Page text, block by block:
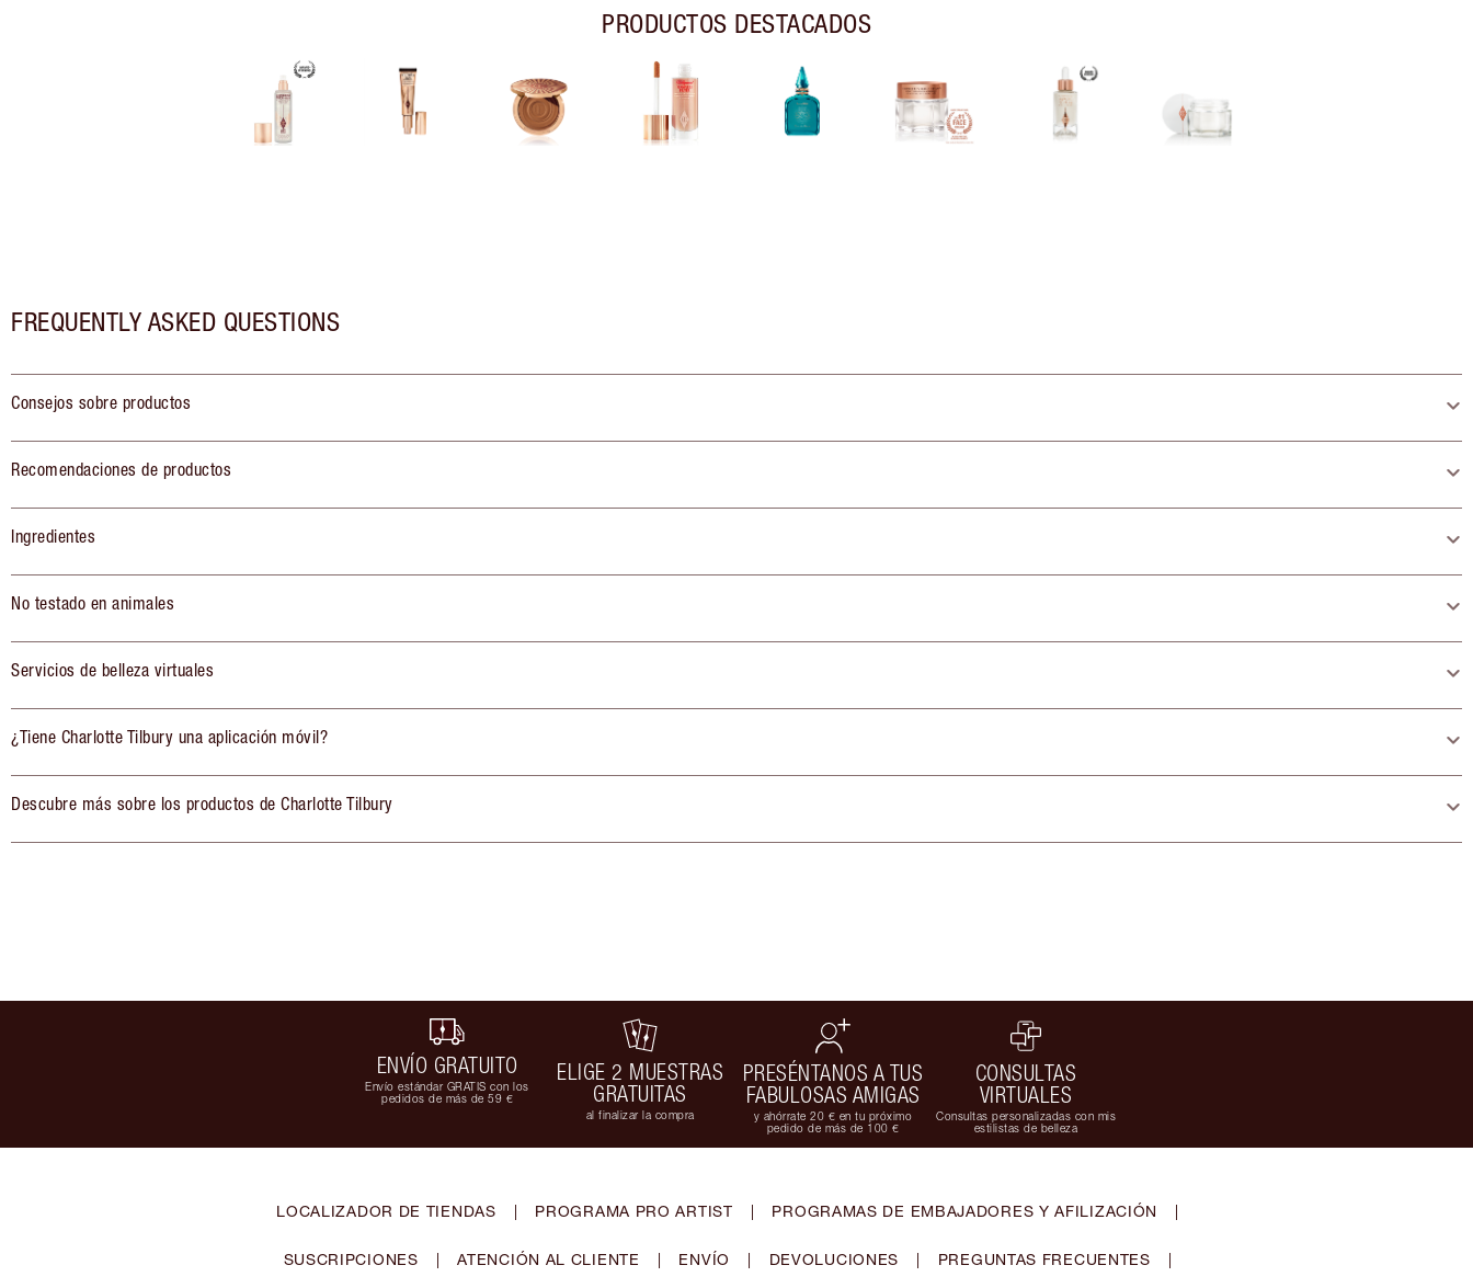
PRODUCTOS DESTACADOS
FREQUENTLY ASKED QUESTIONS
Consejos sobre productos
Recomendaciones de productos
Ingredientes
No testado en animales
Servicios de belleza virtuales
¿Tiene Charlotte Tilbury una aplicación móvil?
Descubre más sobre los productos de Charlotte Tilbury
ENVÍO GRATUITO
Envío estándar GRATIS con los
pedidos de más de 59 €
ELIGE 2 MUESTRAS
GRATUITAS
al finalizar la compra
PRESÉNTANOS A TUS
FABULOSAS AMIGAS
y ahórrate 20 € en tu próximo
pedido de más de 100 €
CONSULTAS
VIRTUALES
Consultas personalizadas con mis
estilistas de belleza
LOCALIZADOR DE TIENDAS | PROGRAMA PRO ARTIST | PROGRAMAS DE EMBAJADORES Y AFILIZACIÓN |
SUSCRIPCIONES | ATENCIÓN AL CLIENTE | ENVÍO | DEVOLUCIONES | PREGUNTAS FRECUENTES |